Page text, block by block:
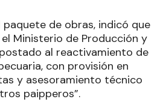
de obras, indicó que
Ministerio de Producción y
al reactivamiento de
con provisión en
y asesoramiento técnico
paipperos”.